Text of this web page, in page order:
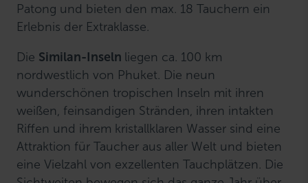
Patong und bieten den max. 18 Tauchern ein
Erlebnis der Extraklasse.
Die Similan-Inseln liegen ca. 100 km
nordwestlich von Phuket. Die neun
wunderschönen tropischen Inseln mit ihren
weißen, feinsandigen Stränden, ihren intakten
Riffen und ihrem kristallklaren Wasser sind eine
Attraktion für Taucher aus aller Welt und bieten
eine Vielzahl von exzellenten Tauchplätzen. Die